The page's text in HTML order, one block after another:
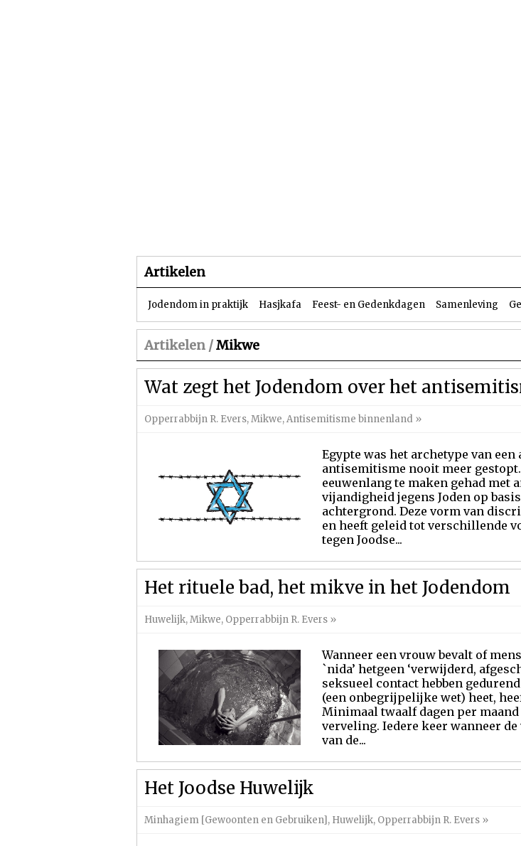
Artikelen
Jodendom in praktijk Hasjkafa Feest- en Gedenkdagen Samenleving
Artikelen /Mikwe
Wat zegt het Jodendom over het
Opperrabbijn R. Evers,Mikwe,Antisemitisme binnenland »
Egypte was het archetype van
antisemitisme nooit meer
eeuwenlang te maken gehad
vijandigheid jegens Joden op
achtergrond. Deze vorm van
en heeft geleid tot verschillende
tegen Joodse...
Het rituele bad, het mikve in het Jodendom
Huwelijk,Mikwe, Opperrabbijn R. Evers »
Wanneer een vrouw bevalt of
`nida’ hetgeen ‘verwijderd,
seksueel contact hebben
(een onbegrijpelijke wet) heet,
Minimaal twaalf dagen per
verveling. Iedere keer wanneer
van de...
Het Joodse Huwelijk
Minhagiem [Gewoonten en Gebruiken], Huwelijk, Opperrabbijn R. Evers »